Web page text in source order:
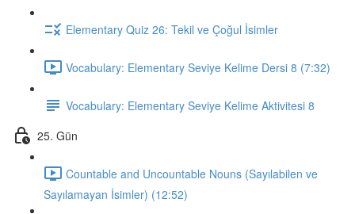
Elementary Quiz 26: Tekil ve Çoğul İsimler
Vocabulary: Elementary Seviye Kelime Dersi 8 (7:32)
Vocabulary: Elementary Seviye Kelime Aktivitesi 8
25. Gün
Countable and Uncountable Nouns (Sayılabilen ve
Sayılamayan İsimler) (12:52)